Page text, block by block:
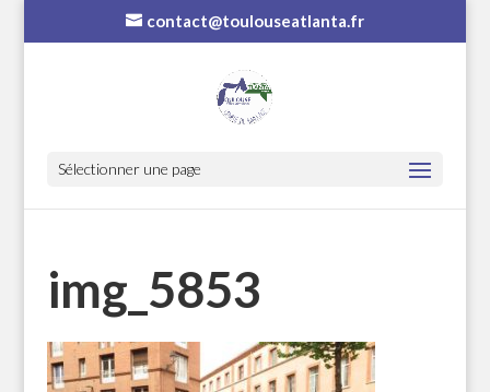
contact@toulouseatlanta.fr
Sélectionner une page
img_5853